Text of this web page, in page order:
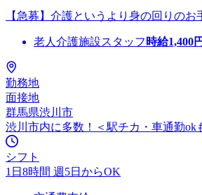
【急募】介護というより身の回りのお
老人介護施設スタッフ 時給1,400
勤務地
面接地
群馬県渋川市
渋川市内に多数！＜駅チカ・車通勤ok
シフト
1日8時間 週5日からOK